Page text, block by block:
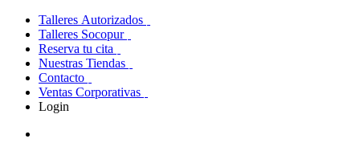
Talleres Autorizados
Talleres Socopur
Reserva tu cita
Nuestras Tiendas
Contacto
Ventas Corporativas
Login